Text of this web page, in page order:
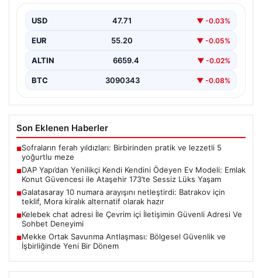
Lüks Yaşam
Gayrimenkul sektöründe özgün ve yenilikçi projeleriyle
ön plana çıkan DAP Gayrimenkul Geliştirme, sektörde
devrim…
USD 47.71 ▼ -0.03%
EUR 55.20 ▼ -0.05%
ALTIN 6659.4 ▼ -0.02%
BTC 3090343 ▼ -0.08%
Son Eklenen Haberler
■Sofraların ferah yıldızları: Birbirinden pratik ve lezzetli 5
yoğurtlu meze
■DAP Yapı’dan Yenilikçi Kendi Kendini Ödeyen Ev Modeli: Emlak
Konut Güvencesi ile Ataşehir 173’te Sessiz Lüks Yaşam
■Galatasaray 10 numara arayışını netleştirdi: Batrakov için
teklif, Mora kiralık alternatif olarak hazır
■Kelebek chat adresi İle Çevrim içi İletişimin Güvenli Adresi Ve
Sohbet Deneyimi
■Mekke Ortak Savunma Antlaşması: Bölgesel Güvenlik ve
İşbirliğinde Yeni Bir Dönem